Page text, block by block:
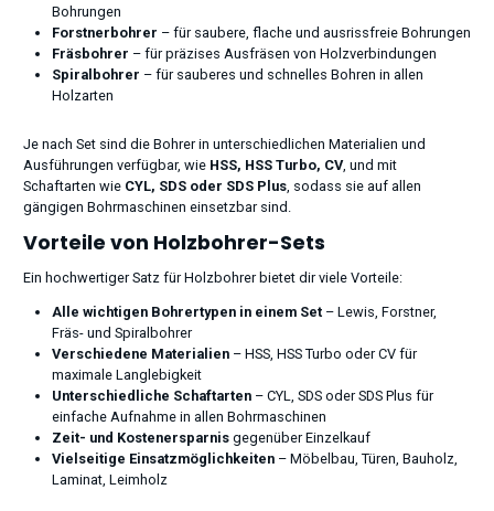
Bohrungen
Forstnerbohrer – für saubere, flache und ausrissfreie Bohrungen
Fräsbohrer – für präzises Ausfräsen von Holzverbindungen
Spiralbohrer – für sauberes und schnelles Bohren in allen
Holzarten
Je nach Set sind die Bohrer in unterschiedlichen Materialien und
Ausführungen verfügbar, wie HSS, HSS Turbo, CV, und mit
Schaftarten wie CYL, SDS oder SDS Plus, sodass sie auf allen
gängigen Bohrmaschinen einsetzbar sind.
Vorteile von Holzbohrer-Sets
Ein hochwertiger Satz für Holzbohrer bietet dir viele Vorteile:
Alle wichtigen Bohrertypen in einem Set– Lewis, Forstner,
Fräs- und Spiralbohrer
Verschiedene Materialien– HSS, HSS Turbo oder CV für
maximale Langlebigkeit
Unterschiedliche Schaftarten– CYL, SDS oder SDS Plus für
einfache Aufnahme in allen Bohrmaschinen
Zeit- und Kostenersparnisgegenüber Einzelkauf
Vielseitige Einsatzmöglichkeiten– Möbelbau, Türen, Bauholz,
Laminat, Leimholz